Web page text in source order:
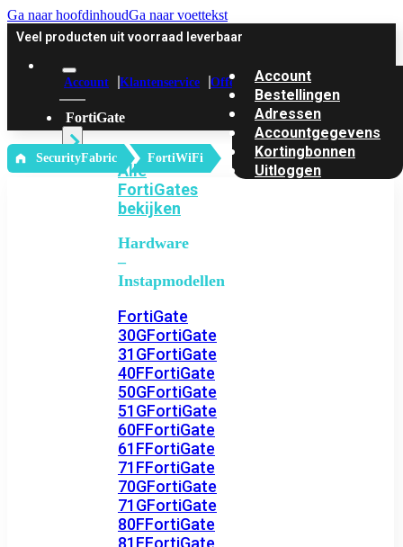
Ga naar hoofdinhoudGa naar voettekst
Veel producten uit voorraad leverbaar
Account Klantenservice Offerte
FortiGate
Alle
FortiGates
bekijken
Hardware
–
Instapmodellen
FortiGate
30GFortiGate
31GFortiGate
40FFortiGate
50GFortiGate
51GFortiGate
60FFortiGate
61FFortiGate
71FFortiGate
70GFortiGate
71GFortiGate
80FFortiGate
81FFortiGate
Account
Bestellingen
Adressen
Accountgegevens
Kortingbonnen
Uitloggen
‎ SecurityFabric FortiWiFi